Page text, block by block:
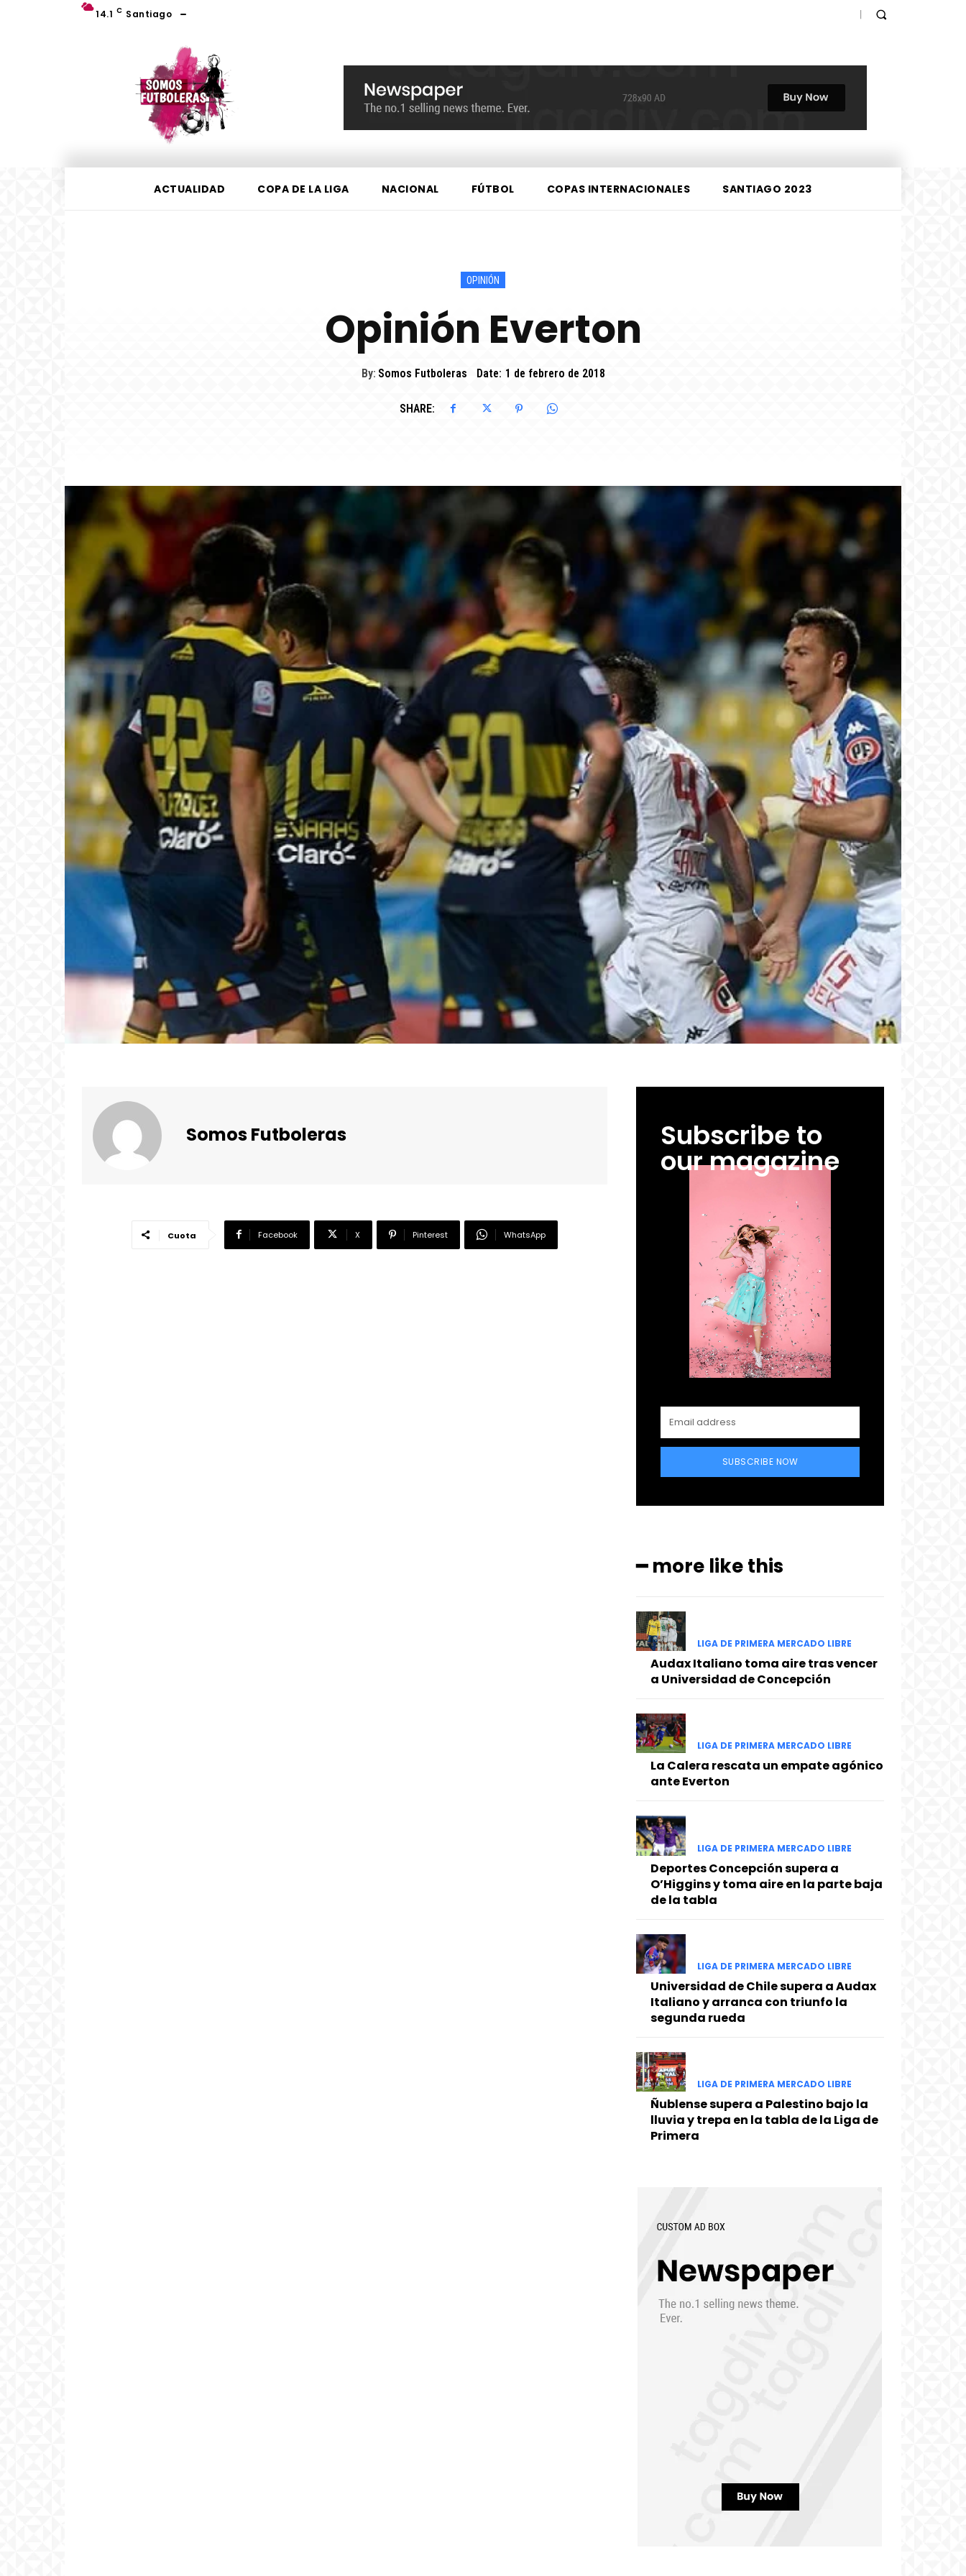
14.1 C Santiago
ACTUALIDAD COPA DE LA LIGA NACIONAL FÚTBOL COPAS INTERNACIONALES SANTIAGO 2023
OPINIÓN
Opinión Everton
By: Somos Futboleras Date: 1 de febrero de 2018
SHARE:
Somos Futboleras
Cuota Facebook X Pinterest WhatsApp
Subscribe to
our magazine
SUBSCRIBE NOW
━ more like this
LIGA DE PRIMERA MERCADO LIBRE
Audax Italiano toma aire tras vencer
a Universidad de Concepción
LIGA DE PRIMERA MERCADO LIBRE
La Calera rescata un empate agónico
ante Everton
LIGA DE PRIMERA MERCADO LIBRE
Deportes Concepción supera a
O’Higgins y toma aire en la parte baja
de la tabla
LIGA DE PRIMERA MERCADO LIBRE
Universidad de Chile supera a Audax
Italiano y arranca con triunfo la
segunda rueda
LIGA DE PRIMERA MERCADO LIBRE
Ñublense supera a Palestino bajo la
lluvia y trepa en la tabla de la Liga de
Primera